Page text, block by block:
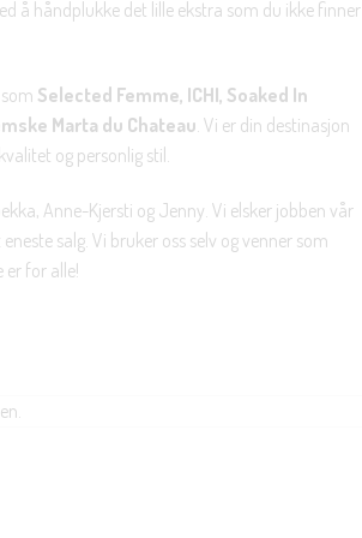
å håndplukke det lille ekstra som du ikke finner
Selected Femme, ICHI, Soaked In
Marta du Chateau . Vi er din destinasjon
og personlig stil.
Anne-Kjersti og Jenny. Vi elsker jobben vår
salg. Vi bruker oss selv og venner som
er for alle!